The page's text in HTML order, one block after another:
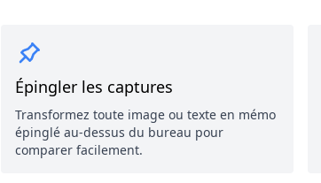
Épingler les captures
Transformez toute image ou texte en mémo
épinglé au-dessus du bureau pour
comparer facilement.